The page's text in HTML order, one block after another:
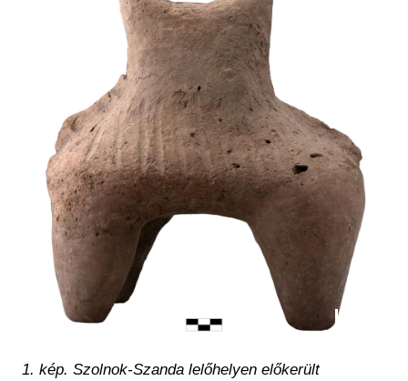
1. kép. Szolnok-Szanda lelőhelyen előkerült